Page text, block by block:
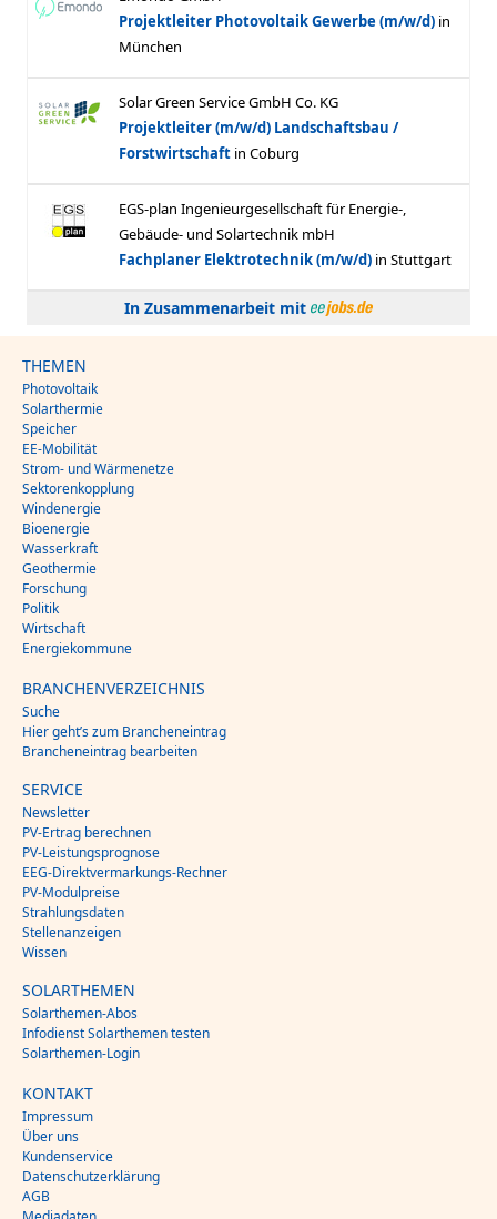
In Zusammenarbeit mit
THEMEN
Photovoltaik
Solarthermie
Speicher
EE-Mobilität
Strom- und Wärmenetze
Sektorenkopplung
Windenergie
Bioenergie
Wasserkraft
Geothermie
Forschung
Politik
Wirtschaft
Energiekommune
BRANCHENVERZEICHNIS
Suche
Hier geht’s zum Brancheneintrag
Brancheneintrag bearbeiten
SERVICE
Newsletter
PV-Ertrag berechnen
PV-Leistungsprognose
EEG-Direktvermarkungs-Rechner
PV-Modulpreise
Strahlungsdaten
Stellenanzeigen
Wissen
SOLARTHEMEN
Solarthemen-Abos
Infodienst Solarthemen testen
Solarthemen-Login
KONTAKT
Impressum
Über uns
Kundenservice
Datenschutzerklärung
AGB